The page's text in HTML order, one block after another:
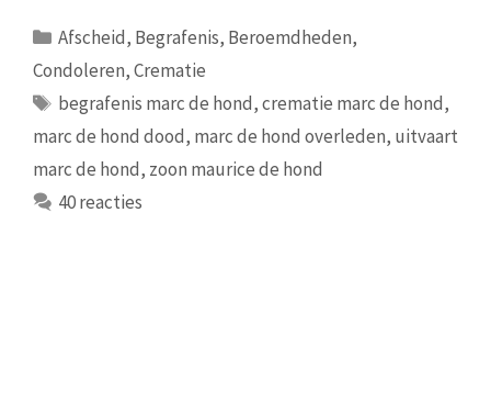
Categorieën
Afscheid, Begrafenis, Beroemdheden,
Condoleren,Crematie
Tags
begrafenis marc de hond,crematie marc de hond,
marc de hond dood, marc de hond overleden, uitvaart
marc de hond, zoon maurice de hond
40 reacties